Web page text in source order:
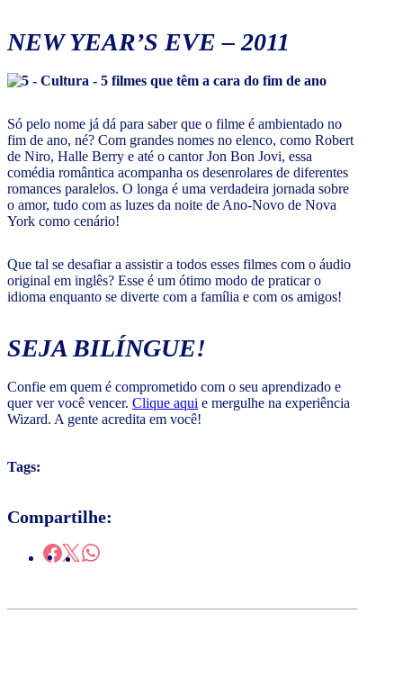
NEW YEAR’S EVE – 2011
Só pelo nome já dá para saber que o filme é ambientado no
fim de ano, né? Com grandes nomes no elenco, como Robert
de Niro, Halle Berry e até o cantor Jon Bon Jovi, essa
comédia romântica acompanha os desenrolares de diferentes
romances paralelos. O longa é uma verdadeira jornada sobre
o amor, tudo com as luzes da noite de Ano-Novo de Nova
York como cenário!
Que tal se desafiar a assistir a todos esses filmes com o áudio
original em inglês? Esse é um ótimo modo de praticar o
idioma enquanto se diverte com a família e com os amigos!
SEJA BILÍNGUE!
Confie em quem é comprometido com o seu aprendizado e
quer ver você vencer. Clique aqui e mergulhe na experiência
Wizard. A gente acredita em você!
Tags:
Compartilhe: